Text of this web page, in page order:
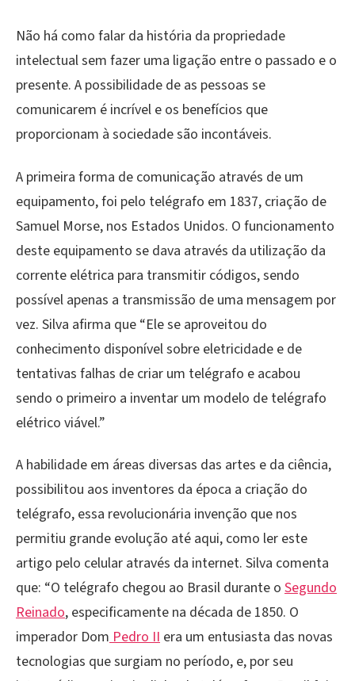
ECONÔMICO
E
TECNOLÓGICO
Não há como falar da história da propriedade
intelectual sem fazer uma ligação entre o passado e o
presente. A possibilidade de as pessoas se
comunicarem é incrível e os benefícios que
proporcionam à sociedade são incontáveis.
A primeira forma de comunicação através de um
equipamento, foi pelo telégrafo em 1837, criação de
Samuel Morse, nos Estados Unidos. O funcionamento
deste equipamento se dava através da utilização da
corrente elétrica para transmitir códigos, sendo
possível apenas a transmissão de uma mensagem por
vez. Silva afirma que “Ele se aproveitou do
conhecimento disponível sobre eletricidade e de
tentativas falhas de criar um telégrafo e acabou
sendo o primeiro a inventar um modelo de telégrafo
elétrico viável.”
A habilidade em áreas diversas das artes e da ciência,
possibilitou aos inventores da época a criação do
telégrafo, essa revolucionária invenção que nos
permitiu grande evolução até aqui, como ler este
artigo pelo celular através da internet. Silva comenta
que: “O telégrafo chegou ao Brasil durante o Segundo
Reinado, especificamente na década de 1850. O
imperador DomPedro II era um entusiasta das novas
tecnologias que surgiam no período, e, por seu